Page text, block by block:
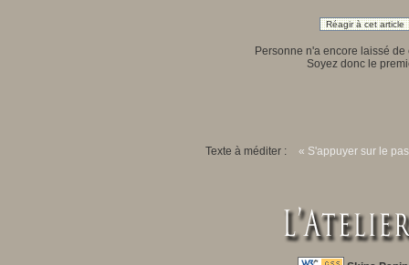
Réagir à cet article
Personne n'a encore laissé de
Soyez donc le
Texte à méditer : « S'appuyer sur le